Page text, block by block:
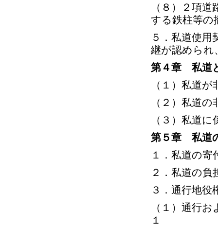
（８）２項
する鉄柱等の
５．私道使
継が認められ
第４章 私道
（１）私道
（２）私道
（３）私道
第５章 私道
１．私道の
２．私道の負
３．通行地
（１）通行
１